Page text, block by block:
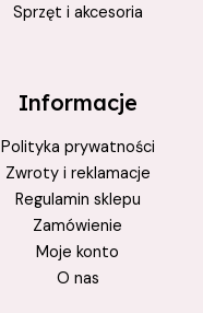
Sprzęt i akcesoria
Informacje
Polityka prywatności
Zwroty i reklamacje
Regulamin sklepu
Zamówienie
Moje konto
O nas